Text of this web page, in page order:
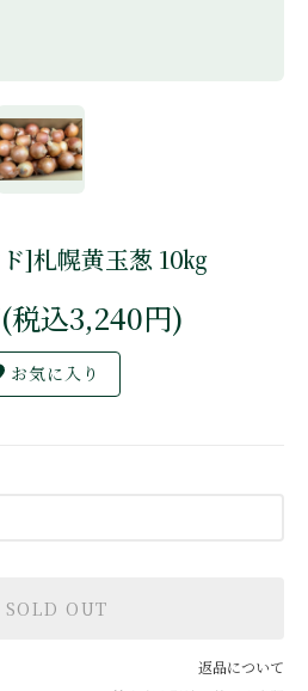
]札幌黄玉葱 10㎏
税込3,240円)
お気に入り
SOLD OUT
返品について